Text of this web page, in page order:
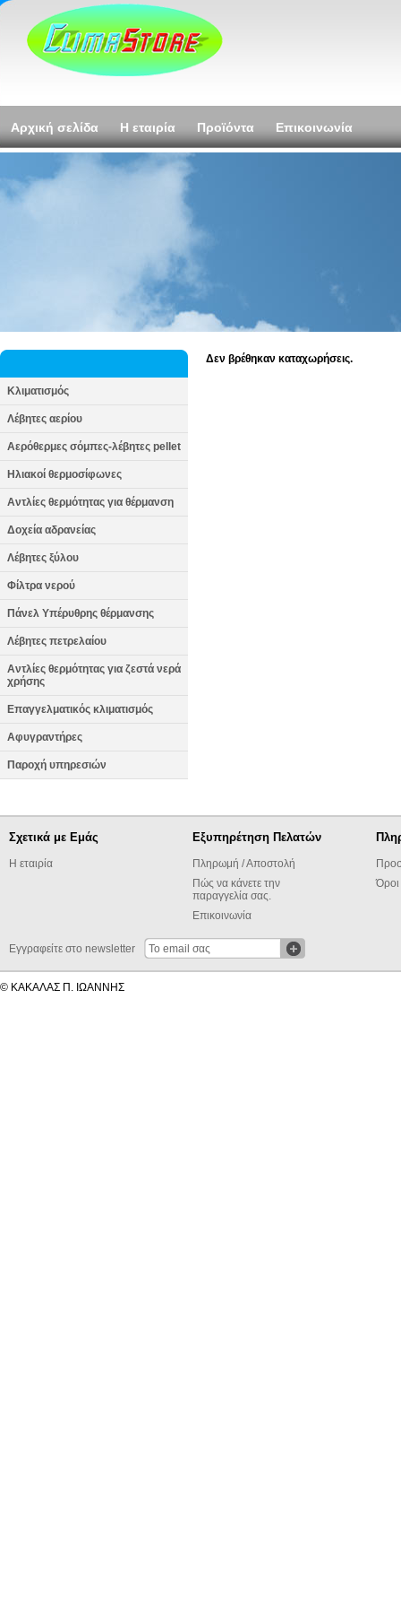
Αρχική σελίδα Η εταιρία Προϊόντα Επικοινωνία
Κλιματισμός
Λέβητες αερίου
Αερόθερμες σόμπες-λέβητες pellet
Ηλιακοί θερμοσίφωνες
Αντλίες θερμότητας για θέρμανση
Δοχεία αδρανείας
Λέβητες ξύλου
Φίλτρα νερού
Πάνελ Υπέρυθρης θέρμανσης
Λέβητες πετρελαίου
Αντλίες θερμότητας για ζεστά νερά
χρήσης
Επαγγελματικός κλιματισμός
Αφυγραντήρες
Παροχή υπηρεσιών
Δεν βρέθηκαν καταχωρήσεις.
Σχετικά με Εμάς
Η εταιρία
Εξυπηρέτηση Πελατών
Πληρωμή / Αποστολή
Πώς να κάνετε την
παραγγελία σας.
Επικοινωνία
Εγγραφείτε στο newsletter
© ΚΑΚΑΛΑΣ Π. ΙΩΑΝΝΗΣ